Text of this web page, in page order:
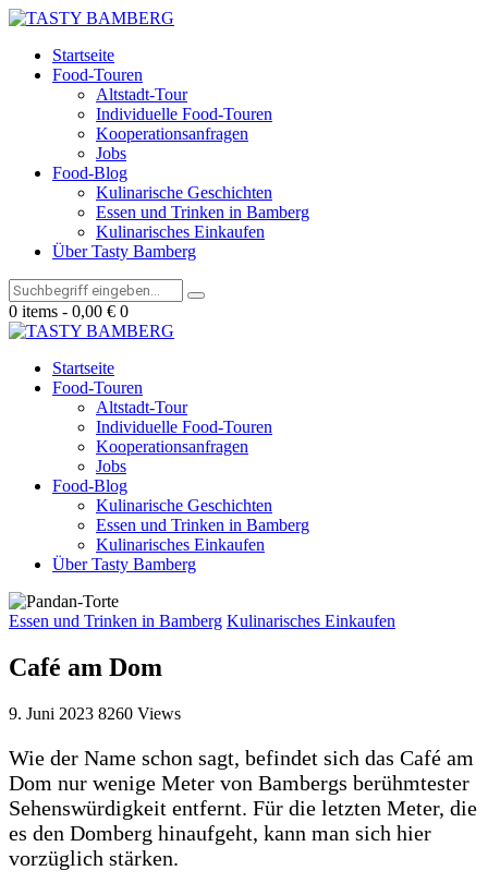
Startseite
Food-Touren
Altstadt-Tour
Individuelle Food-Touren
Kooperationsanfragen
Jobs
Food-Blog
Kulinarische Geschichten
Essen und Trinken in Bamberg
Kulinarisches Einkaufen
Über Tasty Bamberg
0 items - 0,00 € 0
Startseite
Food-Touren
Altstadt-Tour
Individuelle Food-Touren
Kooperationsanfragen
Jobs
Food-Blog
Kulinarische Geschichten
Essen und Trinken in Bamberg
Kulinarisches Einkaufen
Über Tasty Bamberg
Essen und Trinken in Bamberg Kulinarisches Einkaufen
Café am Dom
9. Juni 2023 8260 Views
Wie der Name schon sagt, befindet sich das Café am
Dom nur wenige Meter von Bambergs berühmtester
Sehenswürdigkeit entfernt. Für die letzten Meter, die
es den Domberg hinaufgeht, kann man sich hier
vorzüglich stärken.